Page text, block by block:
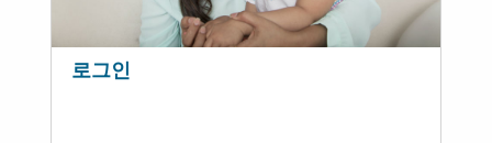
로그인